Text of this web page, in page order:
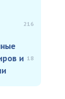
216
и 18